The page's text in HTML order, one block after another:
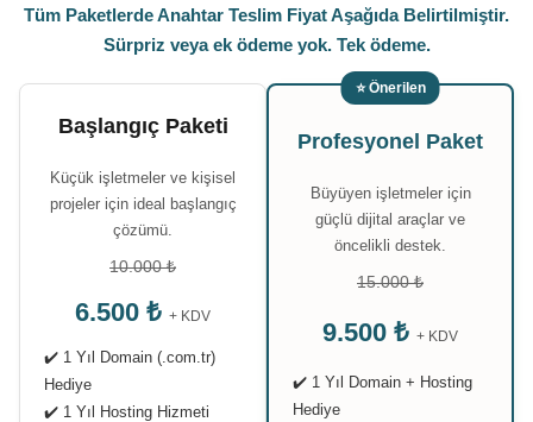
Tüm Paketlerde Anahtar Teslim Fiyat Aşağıda Belirtilmiştir.
Sürpriz veya ek ödeme yok. Tek ödeme.
Başlangıç Paketi
Küçük işletmeler ve kişisel
projeler için ideal başlangıç
çözümü.
10.000 ₺
6.500 ₺ + KDV
✔️ 1 Yıl Domain (.com.tr)
Hediye
✔️ 1 Yıl Hosting Hizmeti
⭐ Önerilen
Profesyonel Paket
Büyüyen işletmeler için
güçlü dijital araçlar ve
öncelikli destek.
15.000 ₺
9.500 ₺ + KDV
✔️ 1 Yıl Domain + Hosting
Hediye